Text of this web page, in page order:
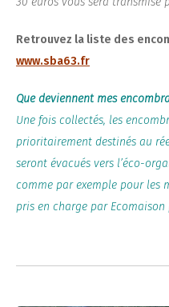
Retrouvez la liste des
www.sba63.fr
Que deviennent mes
Une fois collectés, les
prioritairement destinés au
seront évacués vers l’éco-
comme par exemple pour les
pris en charge par Ecomaison